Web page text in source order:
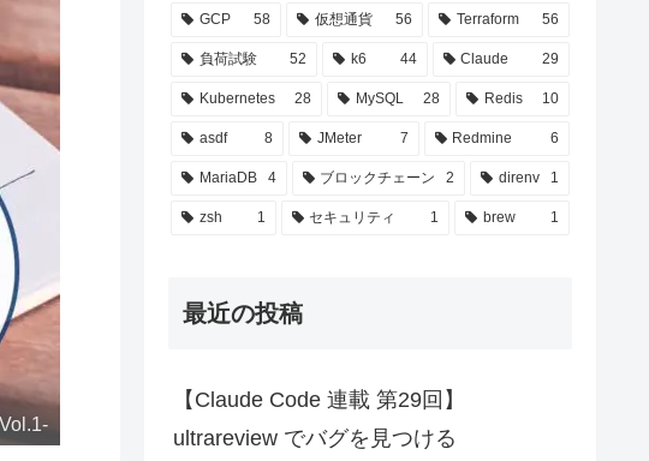
GCP 58 仮想通貨 56 Terraform 56
負荷試験 52 k6 44 Claude 29
Kubernetes 28 MySQL 28 Redis 10
asdf 8 JMeter 7 Redmine 6
MariaDB 4 ブロックチェーン 2 direnv 1
zsh 1 セキュリティ 1 brew 1
最近の投稿
【Claude Code 連載 第29回】
ultrareview でバグを見つける